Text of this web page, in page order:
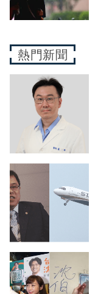
熱門新聞